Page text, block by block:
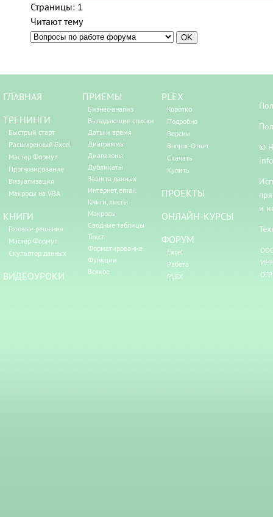
Страницы: 1
Читают тему
ГЛАВНАЯ
ТРЕНИНГИ
Быстрый старт
Расширенный Excel
Мастер Формул
Прогнозирование
Визуализация
Макросы на VBA
КНИГИ
Готовые решения
Мастер Формул
Скульптор данных
ВИДЕОУРОКИ
ПРИЕМЫ
Бизнес-анализ
Выпадающие списки
Даты и время
Диаграммы
Диапазоны
Дубликаты
Защита данных
Интернет, email
Книги, листы
Макросы
Сводные таблицы
Текст
Форматирование
Функции
Всякое
PLEX
Коротко
Подробно
Версии
Вопрос-Ответ
Скачать
Купить
ПРОЕКТЫ
ОНЛАЙН-КУРСЫ
ФОРУМ
Excel
Работа
PLEX
©
и